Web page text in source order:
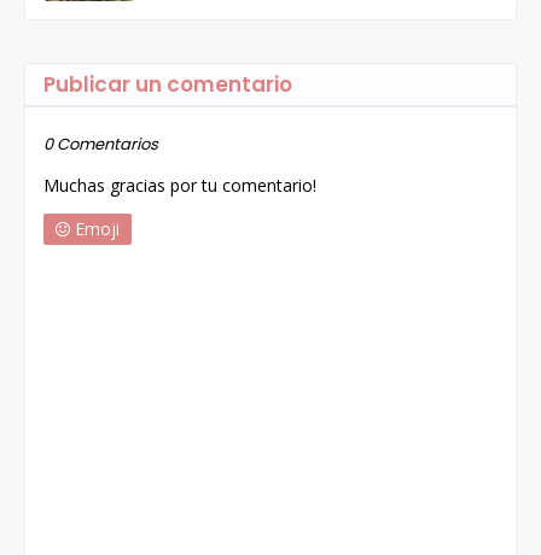
Publicar un comentario
0 Comentarios
Muchas gracias por tu comentario!
Emoji